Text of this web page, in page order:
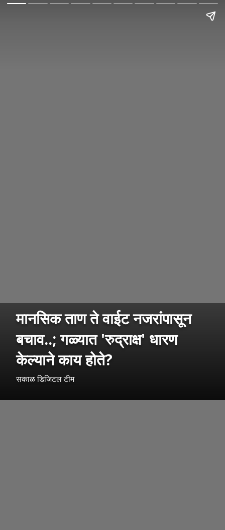
मानसिक ताण ते वाईट नजरांपासून
बचाव..; गळ्यात 'रुद्राक्ष' धारण
केल्याने काय होते?
सकाळ डिजिटल टीम